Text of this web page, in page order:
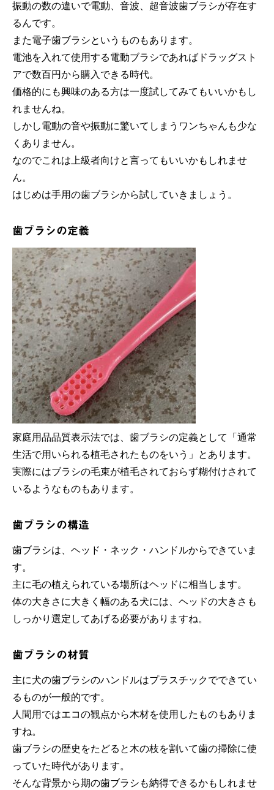
振動の数の違いで電動、音波、超音波歯ブラシが存在す
るんです。
また電子歯ブラシというものもあります。
電池を入れて使用する電動ブラシであればドラッグスト
アで数百円から購入できる時代。
価格的にも興味のある方は一度試してみてもいいかもし
れませんね。
しかし電動の音や振動に驚いてしまうワンちゃんも少な
くありません。
なのでこれは上級者向けと言ってもいいかもしれませ
ん。
はじめは手用の歯ブラシから試していきましょう。
歯ブラシの定義
家庭用品品質表示法では、歯ブラシの定義として「通常
生活で用いられる植毛されたものをいう」とあります。
実際にはブラシの毛束が植毛されておらず糊付けされて
いるようなものもあります。
歯ブラシの構造
歯ブラシは、ヘッド・ネック・ハンドルからできていま
す。
主に毛の植えられている場所はヘッドに相当します。
体の大きさに大きく幅のある犬には、ヘッドの大きさも
しっかり選定してあげる必要がありますね。
歯ブラシの材質
主に犬の歯ブラシのハンドルはプラスチックでできてい
るものが一般的です。
人間用ではエコの観点から木材を使用したものもありま
すね。
歯ブラシの歴史をたどると木の枝を割いて歯の掃除に使
っていた時代があります。
そんな背景から期の歯ブラシも納得できるかもしれませ